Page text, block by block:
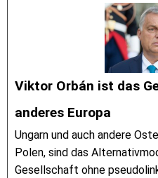
Viktor Orbán ist das
anderes Europa
Ungarn und auch andere
Polen, sind das
Gesellschaft ohne